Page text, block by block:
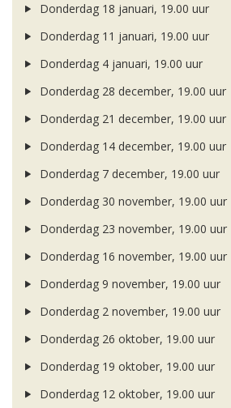
Donderdag 18 januari, 19.00 uur
Donderdag 11 januari, 19.00 uur
Donderdag 4 januari, 19.00 uur
Donderdag 28 december, 19.00 uur
Donderdag 21 december, 19.00 uur
Donderdag 14 december, 19.00 uur
Donderdag 7 december, 19.00 uur
Donderdag 30 november, 19.00 uur
Donderdag 23 november, 19.00 uur
Donderdag 16 november, 19.00 uur
Donderdag 9 november, 19.00 uur
Donderdag 2 november, 19.00 uur
Donderdag 26 oktober, 19.00 uur
Donderdag 19 oktober, 19.00 uur
Donderdag 12 oktober, 19.00 uur